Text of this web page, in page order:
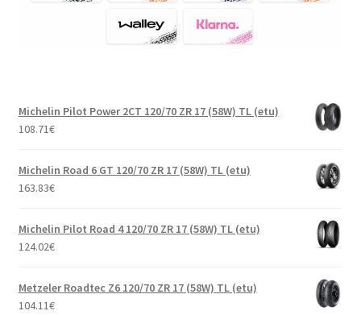
Michelin Pilot Power 2CT 120/70 ZR 17 (58W) TL (etu)
108.71€
Michelin Road 6 GT 120/70 ZR 17 (58W) TL (etu)
163.83€
Michelin Pilot Road 4 120/70 ZR 17 (58W) TL (etu)
124.02€
Metzeler Roadtec Z6 120/70 ZR 17 (58W) TL (etu)
104.11€